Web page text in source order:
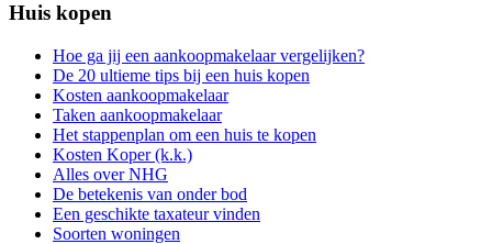
Huis kopen
Hoe ga jij een aankoopmakelaar vergelijken?
De 20 ultieme tips bij een huis kopen
Kosten aankoopmakelaar
Taken aankoopmakelaar
Het stappenplan om een huis te kopen
Kosten Koper (k.k.)
Alles over NHG
De betekenis van onder bod
Een geschikte taxateur vinden
Soorten woningen